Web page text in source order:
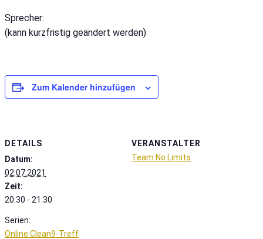
Sprecher:
(kann kurzfristig geändert werden)
Zum Kalender hinzufügen
DETAILS
Datum:
02.07.2021
Zeit:
20:30 - 21:30
Serien:
Online Clean9-Treff
VERANSTALTER
Team No Limits